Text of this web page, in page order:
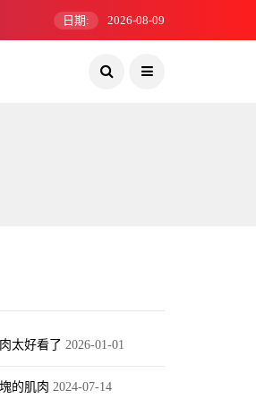
日期: 2026-08-09
太好看了 2026-01-01
的肌肉 2024-07-14